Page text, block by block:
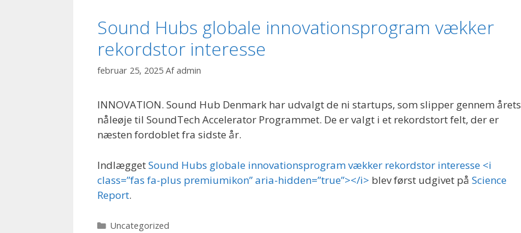
Sound Hubs globale innovationsprogram vækker
rekordstor interesse
februar 25, 2025 Afadmin
INNOVATION. Sound Hub Denmark har udvalgt de ni startups, som slipper gennem årets
nåleøje til SoundTech Accelerator Programmet. De er valgt i et rekordstort felt, der er
næsten fordoblet fra sidste år.
IndlæggetSound Hubs globale innovationsprogram vækker rekordstor interesse <i
class=”fas fa-plus premiumikon” aria-hidden=”true”></i> blev først udgivet på Science
Report.
Kategorier
Uncategorized